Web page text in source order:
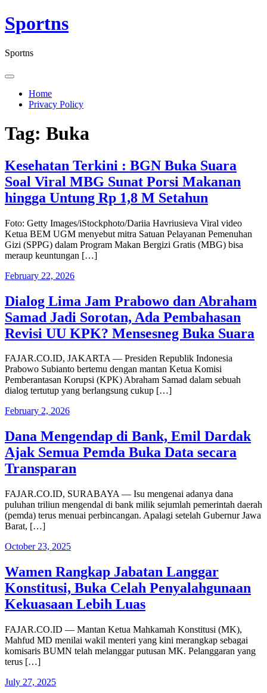
Skip
to
Sportns
Sportns
Home
Privacy Policy
Tag: Buka
Kesehatan Terkini : BGN Buka Suara
Soal Viral MBG Sunat Porsi Makanan
hingga Untung Rp 1,8 M Setahun
Foto: Getty Images/iStockphoto/Dariia Havriusieva Viral video
Ketua BEM UGM menyebut mitra Satuan Pelayanan Pemenuhan
Gizi (SPPG) dalam Program Makan Bergizi Gratis (MBG) bisa
meraup keuntungan […]
February 22, 2026
Dialog Lima Jam Prabowo dan Abraham
Samad Jadi Sorotan, Ada Pembahasan
Revisi UU KPK? Mensesneg Buka Suara
FAJAR.CO.ID, JAKARTA — Presiden Republik Indonesia
Prabowo Subianto bertemu dengan mantan Ketua Komisi
Pemberantasan Korupsi (KPK) Abraham Samad dalam sebuah
dialog tertutup yang berlangsung cukup […]
February 2, 2026
Dana Mengendap di Bank, Emil Dardak
Ajak Semua Pemda Buka Data secara
Transparan
FAJAR.CO.ID, SURABAYA — Isu mengenai adanya dana
puluhan triliun mengendal di bank milik sejumlah pemerintah daerah
(pemda) terus menuai perbincangan. Apalagi setelah Gubernur Jawa
Barat, […]
October 23, 2025
Wamen Rangkap Jabatan Langgar
Konstitusi, Buka Celah Penyalahgunaan
Kekuasaan Lebih Luas
FAJAR.CO.ID — Mantan Ketua Mahkamah Konstitusi (MK),
Mahfud MD menilai wakil menteri yang kini merangkap sebagai
komisaris BUMN telah melanggar putusan MK. Pelanggaran yang
terus […]
July 27, 2025